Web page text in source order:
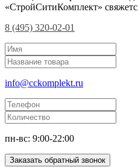
«СтройСитиКомплект»
8 (495) 320-02-01
info@cckomplekt.ru
пн-вс: 9:00-22:00
Заказать обратный звонок